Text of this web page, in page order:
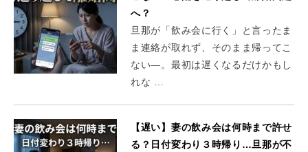
へ？
旦那が「飲み会に行く」と言ったま
ま連絡が取れず、そのまま帰ってこ
ない―。最初は遅くなるだけかもし
れな …
【遅い】妻の飲み会は何時まで許せ
る？日付変わり３時帰り…旦那が不